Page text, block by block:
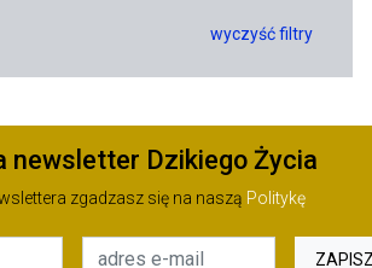
wyczyść filtry
newsletter Dzikiego Życia
zgadzasz się na naszą Politykę